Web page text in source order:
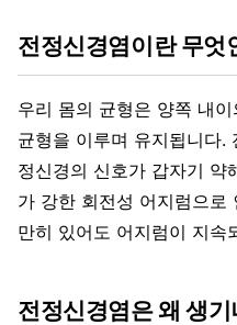
전정신경염이란 무엇
우리 몸의 균형은 양쪽 내
균형을 이루며 유지됩니다.
정신경의 신호가 갑자기 약
가 강한 회전성 어지럼으로
만히 있어도 어지럼이 지속
전정신경염은 왜 생